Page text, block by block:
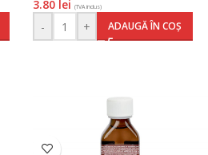
3.80 lei (TVA inclus)
- + ADAUGĂ ÎN COȘ